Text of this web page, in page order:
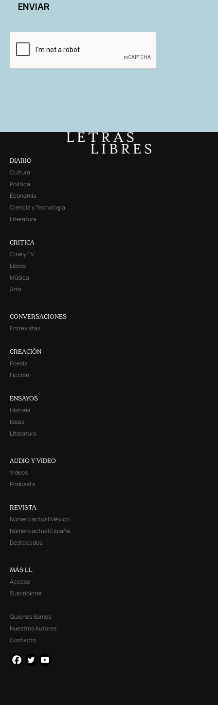
DIARIO
Cultura
Política
Economía
Ciencia y Tecnología
Literatura
CRITICA
Cine y TV
Libros
Música
Arte
CONVERSACIONES
Entrevistas
CREACIÓN
Poesía
Ficción
ENSAYOS
Historia
Ideas
Literatura
AUDIO Y VIDEO
Videos
Podcasts
REVISTA
Número actual México
Número actual España
Destacados
MÁS LL
Acceso
Suscribirme
Quienes Somos
Nuestros Autores
Contacto